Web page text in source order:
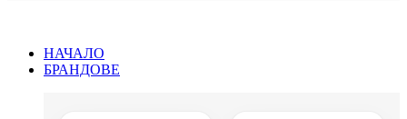
НАЧАЛО
БРАНДОВЕ